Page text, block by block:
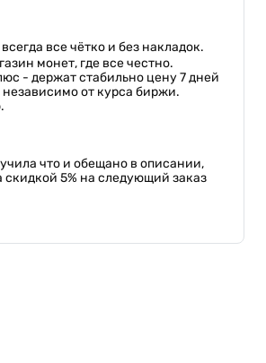
все чётко и без накладок.
монет, где все честно.
- держат стабильно цену 7 дней
независимо от курса биржи.
что и обещано в описании,
скидкой 5% на следующий заказ